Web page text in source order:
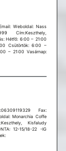
Weboldal: Nass
Cím:Keszthely,
Hétfő: 6:00 – 21:00
Csütörtök: 6:00 –
– 21:00 Vasárnap:
Fax:
Monarchia Coffe
Kisfaludy
12-15/18-22 -IG